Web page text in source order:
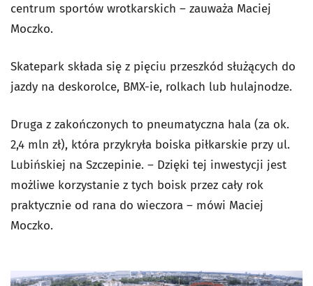
centrum sportów wrotkarskich – zauważa Maciej
Moczko.
Skatepark składa się z pięciu przeszkód służących do
jazdy na deskorolce, BMX-ie, rolkach lub hulajnodze.
Druga z zakończonych to pneumatyczna hala (za ok.
2,4 mln zł), która przykryła boiska piłkarskie przy ul.
Lubińskiej na Szczepinie. – Dzięki tej inwestycji jest
możliwe korzystanie z tych boisk przez cały rok
praktycznie od rana do wieczora – mówi Maciej
Moczko.